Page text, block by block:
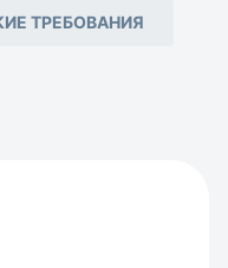
ТРЕБОВАНИЯ